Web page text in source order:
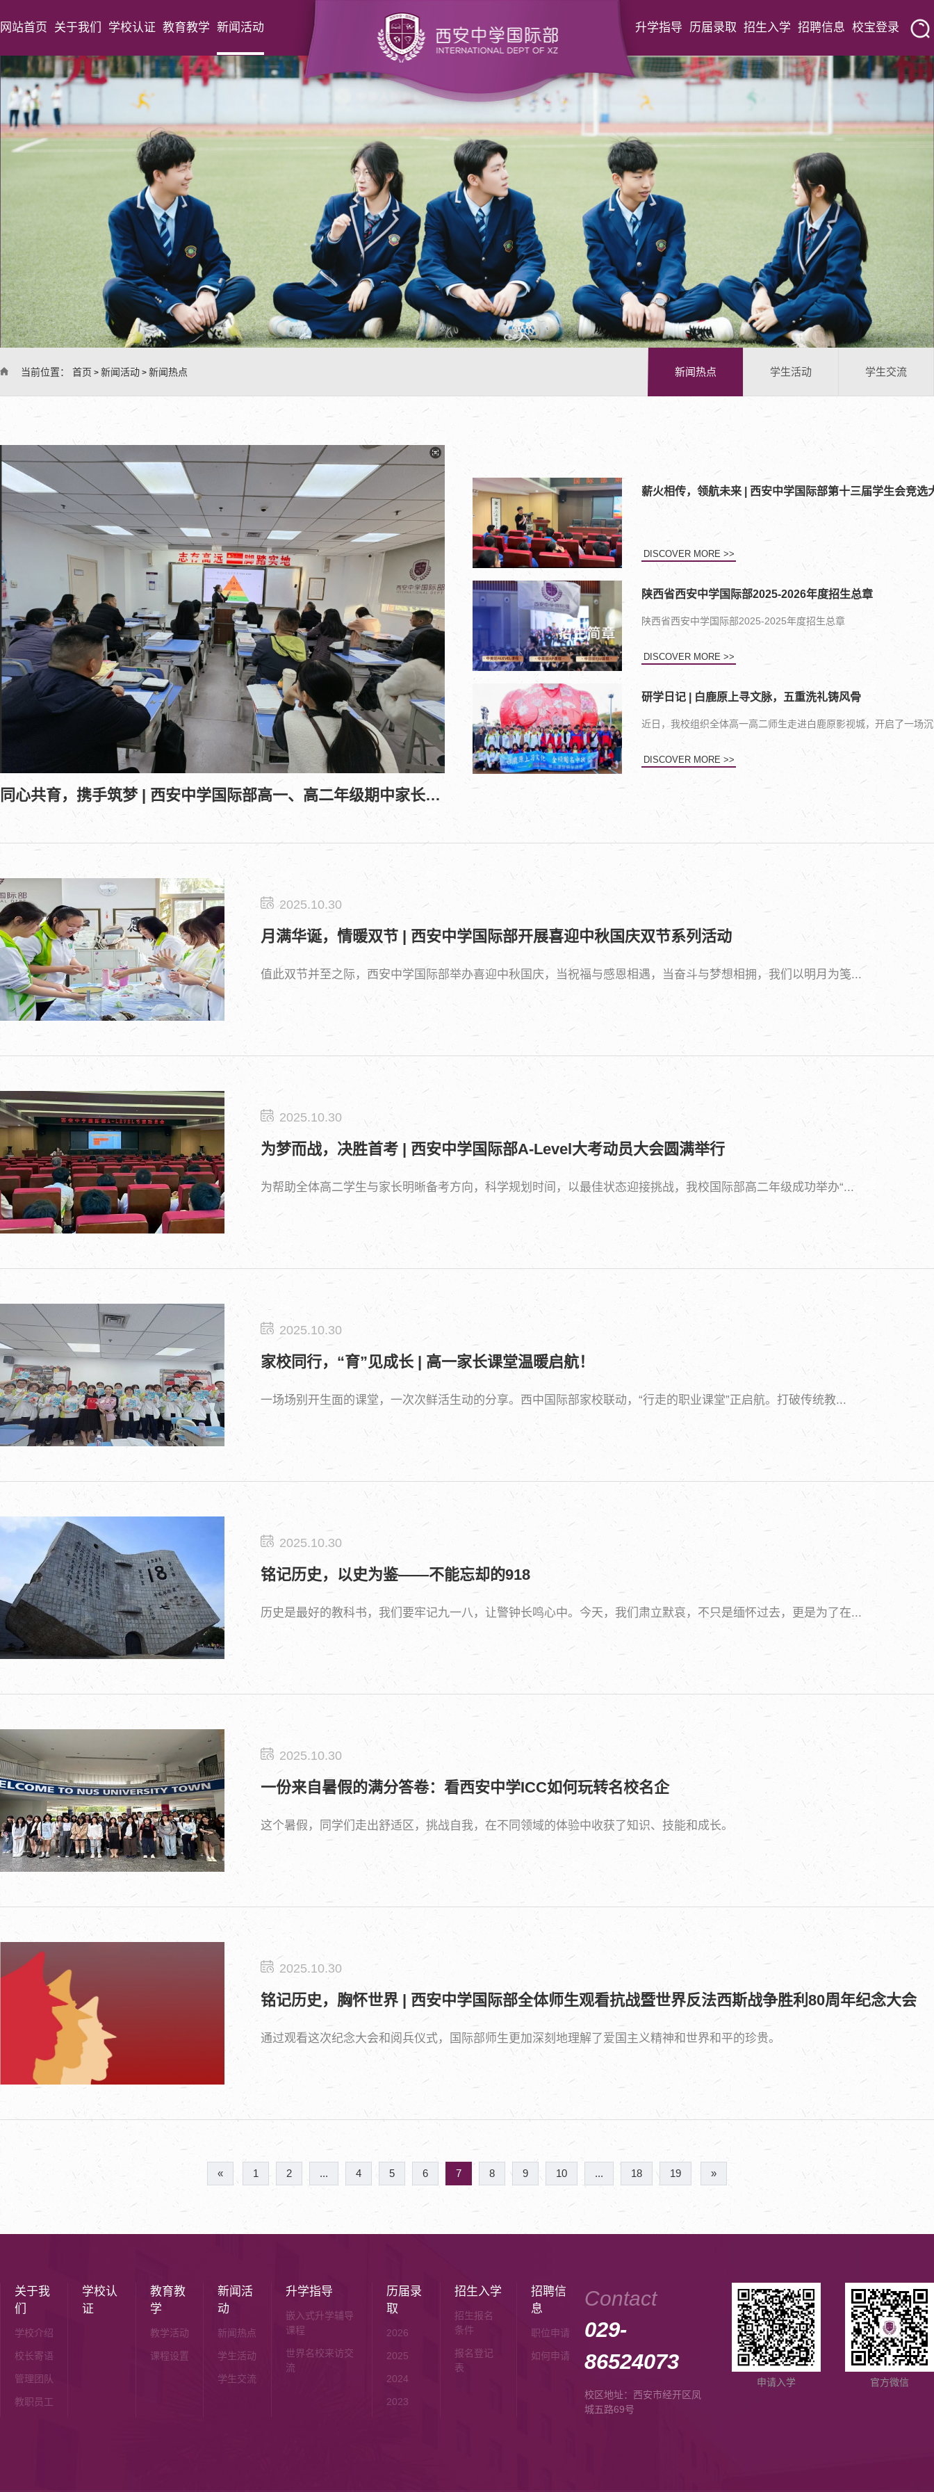
网站首页 关于我们 学校认证 教育教学 新闻活动 升学指导 历届录取 招生入学 招聘信息 校宝登录
当前位置： 首页 > 新闻活动 > 新闻热点 新闻热点 学生活动 学生交流
同心共育，携手筑梦 | 西安中学国际部高一、高二年级期中家长会回顾
薪火相传，领航未来 | 西安中学国际部第十三届学生会竞选
DISCOVER MORE >>
陕西省西安中学国际部2025-2026年度招生总章
陕西省西安中学国际部2025-2025年度招生总章
DISCOVER MORE >>
研学日记 | 白鹿原上寻文脉，五重洗礼铸风骨
近日，我校组织全体高一高二师生走进白鹿原影视城，开启了一场
DISCOVER MORE >>
2025.10.30
月满华诞，情暖双节 | 西安中学国际部开展喜迎中秋国庆双节系列活动
值此双节并至之际，西安中学国际部举办喜迎中秋国庆，当祝福与感恩相遇，当奋斗与梦想相拥，我们以明月为笺...
2025.10.30
为梦而战，决胜首考 | 西安中学国际部A-Level大考动员大会圆满举行
为帮助全体高二学生与家长明晰备考方向，科学规划时间，以最佳状态迎接挑战，我校国际部高二年级成功举办“...
2025.10.30
家校同行，“育”见成长 | 高一家长课堂温暖启航！
一场场别开生面的课堂，一次次鲜活生动的分享。西中国际部家校联动，“行走的职业课堂”正启航。打破传统教...
2025.10.30
铭记历史，以史为鉴——不能忘却的918
历史是最好的教科书，我们要牢记九一八，让警钟长鸣心中。今天，我们肃立默哀，不只是缅怀过去，更是为了在...
2025.10.30
一份来自暑假的满分答卷：看西安中学ICC如何玩转名校名企
这个暑假，同学们走出舒适区，挑战自我，在不同领域的体验中收获了知识、技能和成长。
2025.10.30
铭记历史，胸怀世界 | 西安中学国际部全体师生观看抗战暨世界反法西斯战争胜利80周年纪念大会
通过观看这次纪念大会和阅兵仪式，国际部师生更加深刻地理解了爱国主义精神和世界和平的珍贵。
« 1 2 ... 4 5 6 7 8 9 10 ... 18 19 »
关于我
们
学校介绍
校长寄语
管理团队
教职员工
学校认
证
教育教
学
教学活动
课程设置
新闻活
动
新闻热点
学生活动
学生交流
升学指导
嵌入式升学辅导
课程
世界名校来访交
流
历届录
取
2026
2025
2024
2023
招生入学
招生报名
条件
报名登记
表
招聘信
息
职位申请
如何申请
Contact
029-
86524073
校区地址：西安市经开区凤
城五路69号
申请入学 官方微信